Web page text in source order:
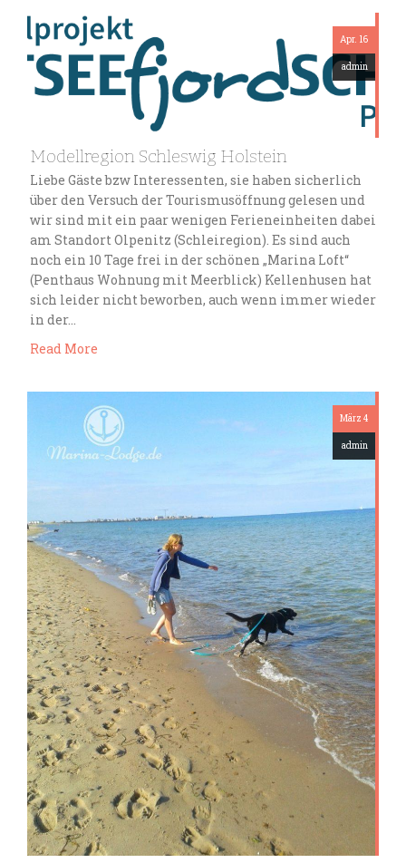
Apr. 16
admin
Modellregion Schleswig Holstein
Liebe Gäste bzw Interessenten, sie haben sicherlich
über den Versuch der Tourismusöffnung gelesen und
wir sind mit ein paar wenigen Ferieneinheiten dabei
am Standort Olpenitz (Schleiregion). Es sind auch
noch ein 10 Tage frei in der schönen „Marina Loft“
(Penthaus Wohnung mit Meerblick) Kellenhusen hat
sich leider nicht beworben, auch wenn immer wieder
in der…
Read More
März 4
admin